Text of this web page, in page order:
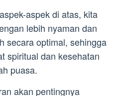
aspek di atas, kita
lebih nyaman dan
secara optimal, sehingga
spiritual dan kesehatan
puasa.
akan pentingnya